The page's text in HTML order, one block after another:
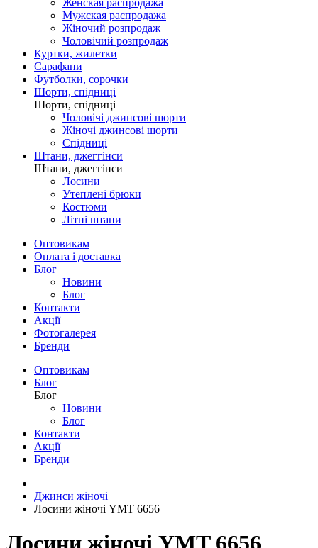
Женская распродажа
Мужская распродажа
Жіночий розпродаж
Чоловічий розпродаж
Куртки, жилетки
Сарафани
Футболки, сорочки
Шорти, спідниці
Шорти, спідниці
Чоловічі джинсові шорти
Жіночі джинсові шорти
Спідниці
Штани, джеггінси
Штани, джеггінси
Лосини
Утеплені брюки
Костюми
Літні штани
Оптовикам
Оплата і доставка
Блог
Новини
Блог
Контакти
Акції
Фотогалерея
Бренди
Оптовикам
Блог
Блог
Новини
Блог
Контакти
Акції
Бренди
Джинси жіночі
Лосини жіночі YMT 6656